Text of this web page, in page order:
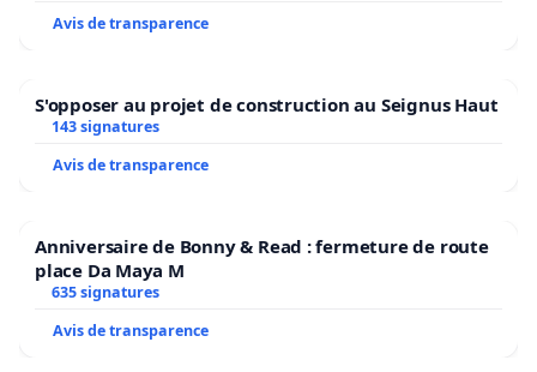
Avis de transparence
S'opposer au projet de construction au Seignus Haut
143 signatures
Avis de transparence
Anniversaire de Bonny & Read : fermeture de route
place Da Maya M
635 signatures
Avis de transparence